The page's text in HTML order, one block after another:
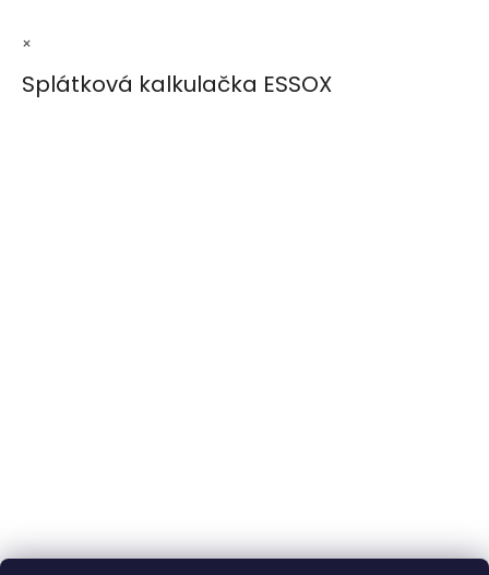
×
Splátková kalkulačka ESSOX